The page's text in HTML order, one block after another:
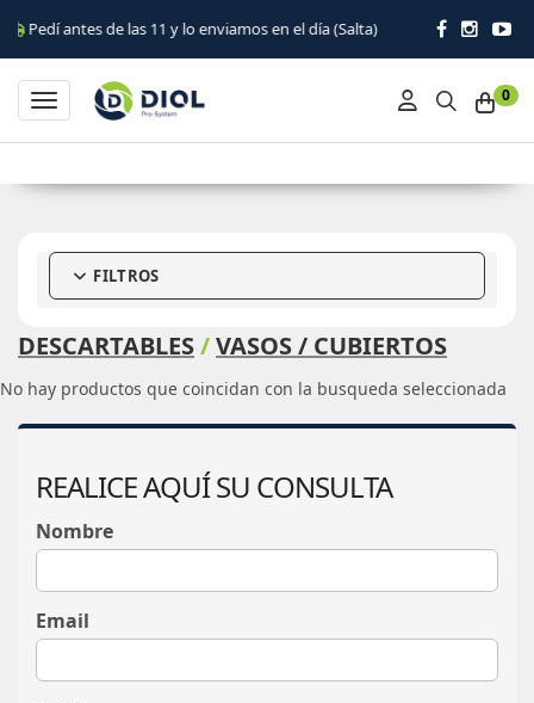
antes de las 11 y lo enviamos en el día (Salta)
0
Toggle navigation
FILTROS
DESCARTABLES/VASOS / CUBIERTOS
No hay productos que coincidan con la busqueda seleccionada
REALICE AQUÍ SU CONSULTA
Nombre
Email